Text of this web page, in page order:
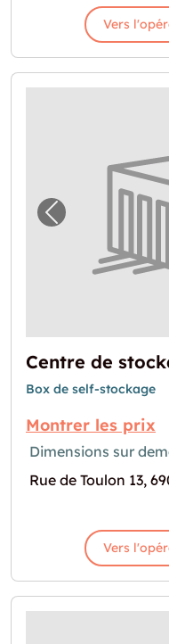
Vers
Image
Centre de
Box de self-stockage
Montrer les prix
Dimensions sur
Rue de Toulon 13,
Vers